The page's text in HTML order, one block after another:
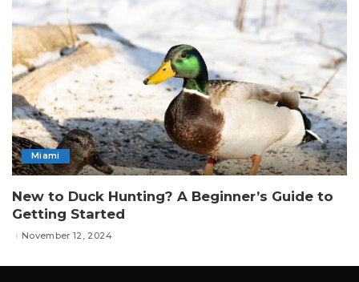
Miami
New to Duck Hunting? A Beginner’s Guide to
Getting Started
November 12, 2024